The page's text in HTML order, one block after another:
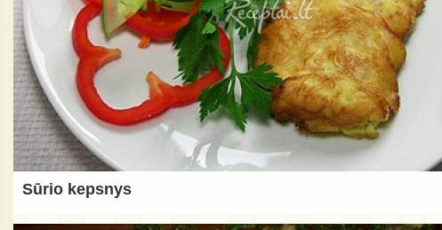
Sūrio kepsnys